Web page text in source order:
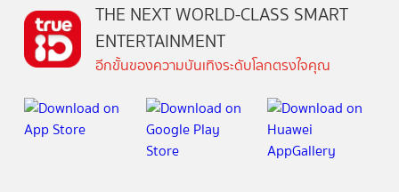
THE NEXT WORLD-CLASS SMART
ENTERTAINMENT
อีกขั้นของความบันเทิงระดับโลกตรงใจคุณ